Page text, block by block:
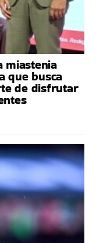
miastenia
que busca
de disfrutar